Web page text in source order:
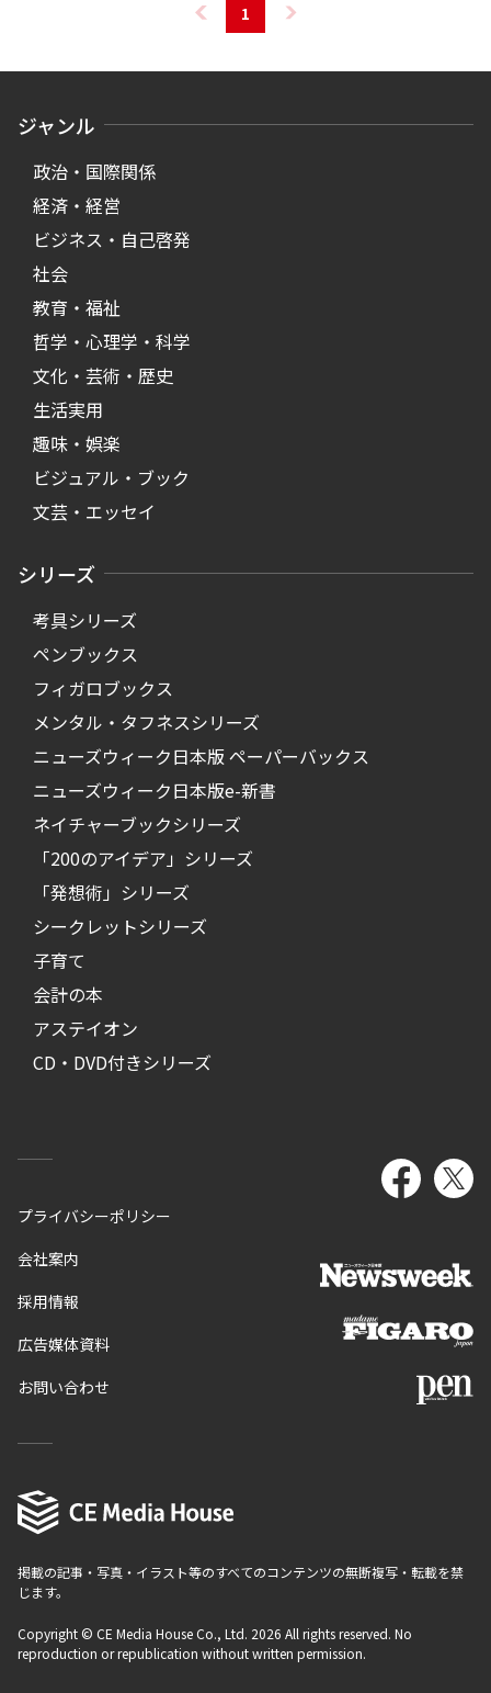
1
ジャンル
政治・国際関係
経済・経営
ビジネス・自己啓発
社会
教育・福祉
哲学・心理学・科学
文化・芸術・歴史
生活実用
趣味・娯楽
ビジュアル・ブック
文芸・エッセイ
シリーズ
考具シリーズ
ペンブックス
フィガロブックス
メンタル・タフネスシリーズ
ニューズウィーク日本版 ペーパーバックス
ニューズウィーク日本版e-新書
ネイチャーブックシリーズ
「200のアイデア」シリーズ
「発想術」シリーズ
シークレットシリーズ
子育て
会計の本
アステイオン
CD・DVD付きシリーズ
プライバシーポリシー
会社案内
採用情報
広告媒体資料
お問い合わせ
掲載の記事・写真・イラスト等のすべてのコンテンツの無断複写・転載を禁
じます。
Copyright © CE Media House Co., Ltd. 2026 All rights reserved. No
reproduction or republication without written permission.